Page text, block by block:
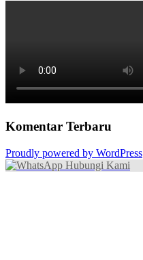
Komentar Terbaru
Proudly powered by WordPress
Hubungi Kami